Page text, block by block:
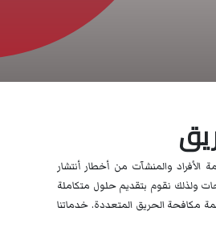
والمنشآت من أخطار أنتشار
ولذلك نقوم بتقديم حلول متكاملة
مكافحة الحريق المتعددة. خدماتنا